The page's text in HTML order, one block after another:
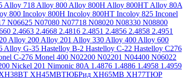
Alloy 718 Alloy 800 Alloy 800H Alloy 800HT Alloy 80A
800 Incoloy 800H Incoloy 800HT Incoloy 825 Inconel
N06625 N07080 N07718 N08020 N08330 N08800
2.4663 2.4668 2.4816 2.4851 2.4856 2.4858 2.4951
Alloy 200 Alloy 201 Alloy 330 Alloy 400 Alloy 600
Alloy G-35 Hastelloy B-2 Hastelloy C-22 Hastelloy C276
C-276 Monel 400 N02200 N02201 N04400 N06022
Nickel 201 Nimonic 80A 1.4876 1.4886 1.4958 1.4959
ХН45МВТЮБРид ХН65МВ ХН77ТЮР